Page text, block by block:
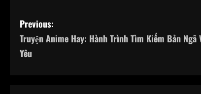
P
o
Previous:
Truyện Anime Hay: Hành Trình Tìm Kiếm Bản Ngã
Yêu